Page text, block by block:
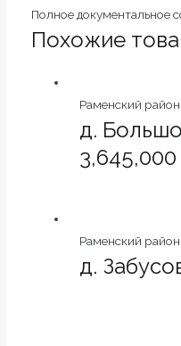
Полное документальное
Похожие
Раменский район
д.
Раменский район
д.